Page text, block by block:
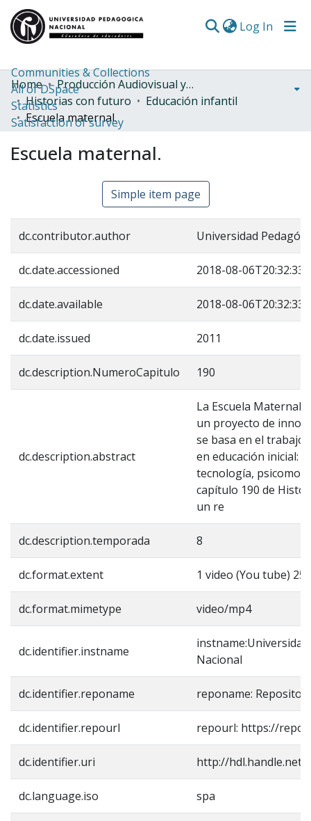
Log In
Communities & Collections
All of DSpace
Statistics
Satisfaction of survey
Home
Producción Audiovisual y Radial
Historias con futuro
Educación infantil
Escuela maternal.
Escuela maternal.
Simple item page
dc.contributor.author Universidad
dc.date.accessioned 2018-08-06T20:32:33Z
dc.date.available 2018-08-06T20:32:33Z
dc.date.issued 2011
dc.description.NumeroCapitulo 190
dc.description.abstract
La Escuela Maternal
un proyecto de
se basa en el trabajo
en educación inicial:
tecnología,
capítulo 190 de
un re
dc.description.temporada 8
dc.format.extent 1 video (You tube)
dc.format.mimetype video/mp4
dc.identifier.instname
Nacional
dc.identifier.reponame reponame:
dc.identifier.repourl repourl: https://
dc.identifier.uri http://hdl.handle.net/
dc.language.iso spa